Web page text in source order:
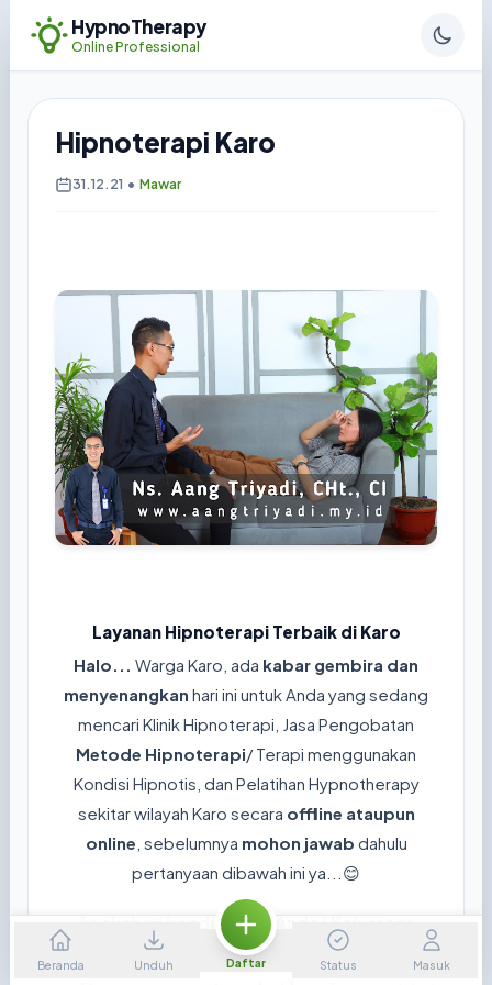
HypnoTherapy
Online Professional
Hipnoterapi Karo
31.12.21 • Mawar
Layanan Hipnoterapi Terbaik di Karo
Halo... Warga Karo, ada kabar gembira dan
menyenangkan hari ini untuk Anda yang sedang
mencari Klinik Hipnoterapi, Jasa Pengobatan
Metode Hipnoterapi/ Terapi menggunakan
Kondisi Hipnotis, dan Pelatihan Hypnotherapy
sekitar wilayah Karo secara offline ataupun
online , sebelumnya mohon jawab dahulu
pertanyaan dibawah ini ya...😊
Apakah ini kondisi yang Anda/ Keluaraga
rasakan sekarang?
Beranda Unduh Daftar Status Masuk